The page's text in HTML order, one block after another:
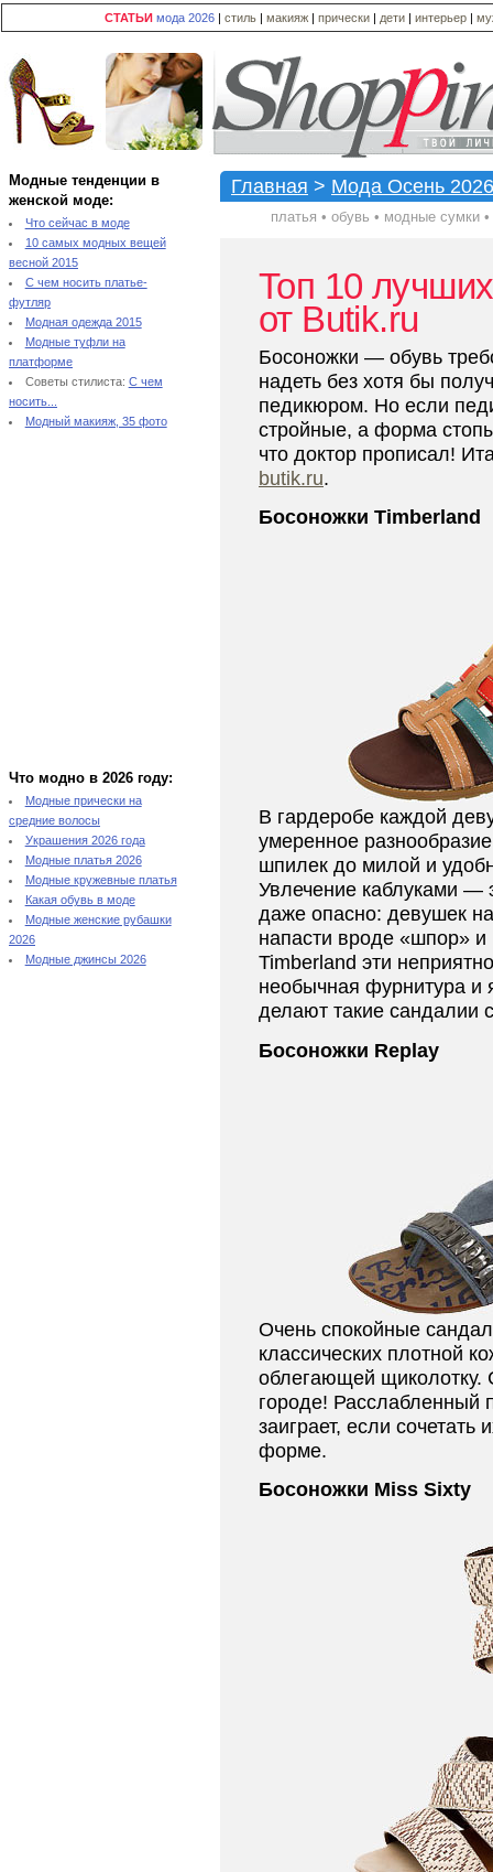
СТАТЬИ мода 2026 | стиль | макияж | прически | дети | интерьер |
Модные тенденции в
женской моде:
Что сейчас в моде
10 самых модных вещей
весной 2015
С чем носить платье-
футляр
Модная одежда 2015
Модные туфли на
платформе
Советы стилиста: С чем
носить...
Модный макияж, 35 фото
Что модно в 2026 году:
Модные прически на
средние волосы
Украшения 2026 года
Модные платья 2026
Модные кружевные платья
Какая обувь в моде
Модные женские рубашки
2026
Модные джинсы 2026
Главная > Мода Осень 2026
платья • обувь • модные сумки •
Топ 10
от Butik.ru
Босоножки — обувь
надеть без хотя бы
педикюром. Но если
стройные, а форма
что доктор прописал!
butik.ru.
Босоножки Timberland
В гардеробе каждой
умеренное
шпилек до милой и
Увлечение каблуками —
даже опасно: девушек
напасти вроде «шпор»
Timberland эти
необычная фурнитура и
делают такие сандалии
Босоножки Replay
Очень спокойные
классических плотной
облегающей щиколотку.
городе! Расслабленный
заиграет, если
форме.
Босоножки Miss Sixty